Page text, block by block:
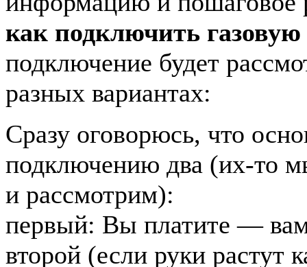
как подключить
подключение будет
разных вариантах:
Сразу оговорюсь, что
подключению два (их-то
и рассмотрим):
первый: Вы платите —
второй (если руки растут